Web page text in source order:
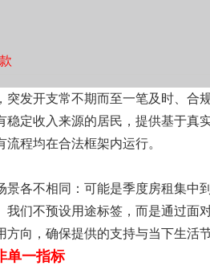
突发开支常不期而至一笔及时、合
稳定收入来源的居民，提供基于真
程均在合法框架内运行。
景各不相同：可能是季度房租集中
我们不预设用途标签，而是通过面
向，确保提供的支持与当下生活
单一指标